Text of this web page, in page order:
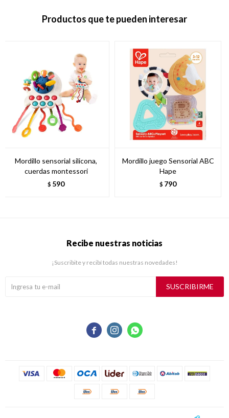
Productos que te pueden interesar
Mordillo sensorial silicona,
cuerdas montessori
$ 590
Mordillo juego Sensorial ABC
Hape
$ 790
  
Recibe nuestras noticias
¡Suscribite y recibí todas nuestras novedades!
SUSCRIBIRME